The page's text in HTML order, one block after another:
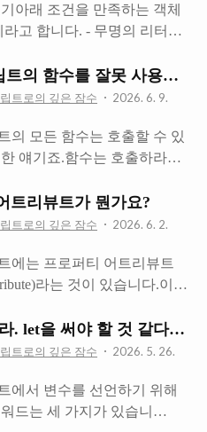
래 목적대로 효율적인 재사
해서는 생성자 함수 또는 (추
. 어디가 잘못되었는지 콘솔
때문이에요.그래서 에러를 일
ES5부터 추가되었어요. strict
전역의 맨 첫줄 또는 함수 몸
'use strict'; 를 추가하면 됩니
가 발생시켜주는 에러암묵적
하지 않은 변수를 참조했을
1; 같은 짓을 했을때 ..
아래 조건을 만족하는 객체
라고 합니다. - 무명의 리터럴
는 자료구조(객체, 배열)에
.- 함수의 매개변수에 전달
수의 반환값으로 사용할 수
크립트의 함수는 위 조건들을
로 일급 객체입니다. 함수는
체는 값이므로 함수는 값처
니다.따라서 함수는 값이 들
자리에 다 들어갈 수 있어요.
객체의 프로퍼티 값, 배열의
출의 인수, 함수 반환문 등) 함
가능하다는 것입니다.아래
할 수 있어요. functi..
트의 함수를 잘못 사용하는
트로의 깊은 잠수
2026. 6. 9.
의 모든 함수는 호출할 수 있
얘기죠.함수는 호출하라고
합니다.이게 무슨 소릴까
수자바스크립트에는 생성자
이 있습니다. function
= name; this.bark =
+ "(이)가 짖었
있습니다.이런 함수를 쓰는
은 new 키워드를 사용해서
성하는 것입니다.아래 코드
. function Dog(name) {
this.bark = function() {
트리뷰트가 뭔가요?
트로의 깊은 잠수
2026. 6. 2.
에는 프로퍼티 어트리뷰트
라는 것이 있습니다.이걸
먼저 이해해야 프로퍼티 어
존재하는 것인지, 어떤 역할
을 잡을 수 있어요. 객체지
OOP(Object Oriented
라고도 불리는 객체지향 프로
. let을 써야 할 것 같다고?
트로의 깊은 잠수
2026. 5. 26.
에서 변수를 선언하기 위해
드는 세 가지가 있습니